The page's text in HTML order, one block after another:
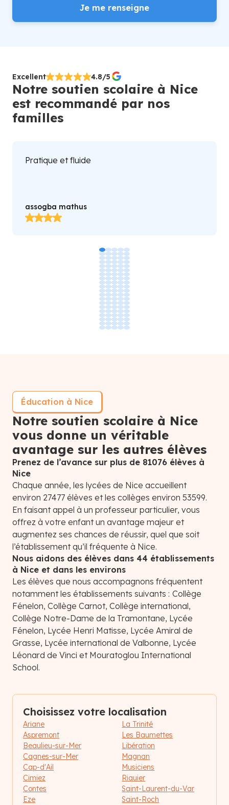
Je me renseigne
Excellent 4.8/5
Notre soutien scolaire à Nice
est recommandé par nos
familles
Très bonne agence il offre un bon suivi
Fatoumata Diaraye Diallo
Éducation à Nice
Notre soutien scolaire à Nice
vous donne un véritable
avantage sur les autres élèves
Prenez de l’avance sur plus de 81076 élèves à
Nice
Chaque année, les lycées de Nice accueillent
environ 27477 élèves et les collèges environ 53599.
En faisant appel à un professeur particulier, vous
offrez à votre enfant un avantage majeur et
augmentez ses chances de réussir, quel que soit
l’établissement qu’il fréquente à Nice.
Nous aidons des élèves dans 44 établissements
à Nice et dans les environs
Les élèves que nous accompagnons fréquentent
notamment les établissements suivants : Collège
Fénelon, Collège Carnot, Collège international,
Collège Notre-Dame de la Tramontane, Lycée
Fénelon, Lycée Henri Matisse, Lycée Amiral de
Grasse, Lycée international de Valbonne, Lycée
Léonard de Vinci et Mouratoglou International
School.
Choisissez votre localisation
Ariane
Aspremont
Beaulieu-sur-Mer
Cagnes-sur-Mer
Cap-d'Ail
Cimiez
Contes
Eze
La Trinité
Les Baumettes
Libération
Magnan
Musiciens
Riquier
Saint-Laurent-du-Var
Saint-Roch